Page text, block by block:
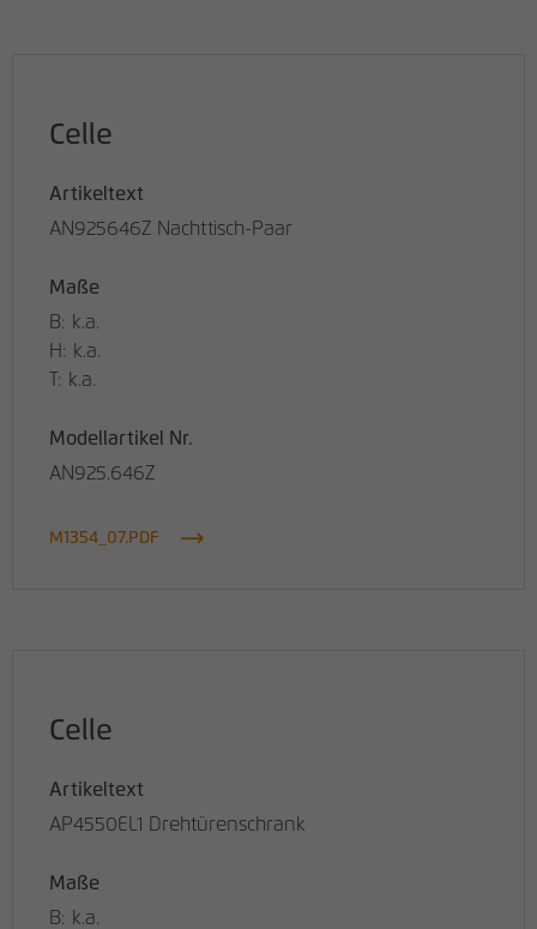
Celle
Artikeltext
AN925646Z Nachttisch-Paar
Maße
B: k.a.
H: k.a.
T: k.a.
Modellartikel Nr.
AN925.646Z
M1354_07.PDF
Celle
Artikeltext
AP4550EL1 Drehtürenschrank
Maße
B: k.a.